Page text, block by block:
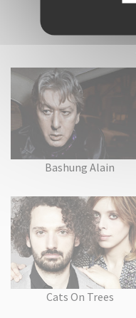
Bashung Alain
Cats On Trees